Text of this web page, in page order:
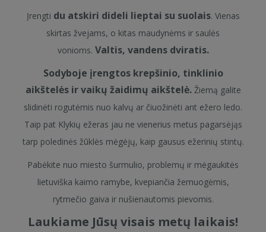
Įrengti du atskiri dideli lieptai su suolais. Vienas
skirtas žvejams, o kitas maudynėms ir saulės
vonioms. Valtis, vandens dviratis.
Sodyboje įrengtos krepšinio, tinklinio
aikštelės ir vaikų žaidimų aikštelė.Žiemą galite
slidinėti rogutėmis nuo kalvų ar čiuožinėti ant ežero ledo.
Taip pat Klykių ežeras jau ne vienerius metus pagarsėjąs
tarp poledinės žūklės mėgėjų, kaip gausus ežerinių stintų.
Pabėkite nuo miesto šurmulio, problemų ir mėgaukitės
lietuviška kaimo ramybe, kvepiančia žemuogėmis,
rytmečio gaiva ir nušienautomis pievomis.
Laukiame Jūsų visais metų laikais!